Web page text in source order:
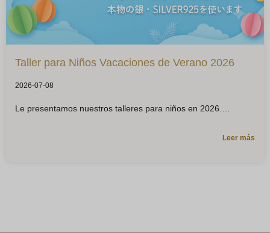
Taller para Niños Vacaciones de Verano 2026
2026-07-08
Le presentamos nuestros talleres para niños en 2026.
Leer más